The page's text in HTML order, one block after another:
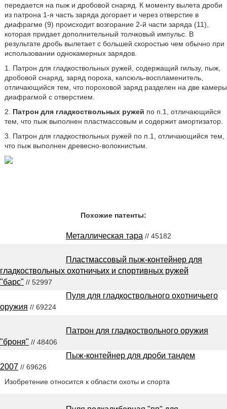
передается на пыж и дробовой снаряд. К моменту вылета дроби
из патрона 1-я часть заряда догорает и через отверстие в
диафрагме (9) происходит возгорание 2-й части заряда (11),
которая придает дополнительный толчковый импульс. В
результате дробь вылетает с большей скоростью чем обычно при
использовании однокамерных зарядов.
1. Патрон для гладкоствольных ружей, содержащий гильзу, пыж,
дробовой снаряд, заряд пороха, капсюль-воспламенитель,
отличающийся тем, что пороховой заряд разделен на две камеры
диафрагмой с отверстием.
2. Патрон для гладкоствольных ружей по п.1, отличающийся
тем, что пыж выполнен пластмассовым и содержит амортизатор.
3. Патрон для гладкоствольных ружей по п.1, отличающийся тем,
что пыж выполнен древесно-волокнистым.
Похожие патенты:
Металлическая тара // 45182
Пластмассовый пыж-контейнер для
гладкоствольных охотничьих и спортивных ружей
"барс" // 52997
Пуля для гладкоствольного охотничьего
оружия // 69224
Патрон для гладкоствольного оружия
"броня" // 48406
Пыж-контейнер для дроби тандем
2007 // 69626
Изобретение относится к области охоты и спорта